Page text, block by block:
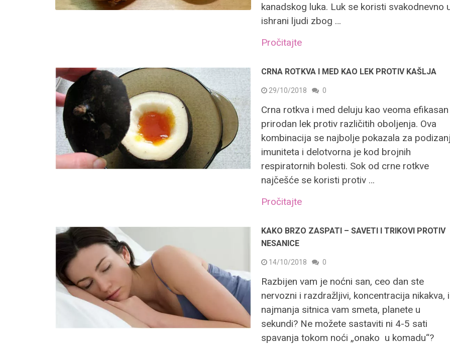
kanadskog luka. Luk se koristi svakodnevno
ishrani ljudi zbog …
Pročitajte
CRNA ROTKVA I MED KAO LEK PROTIV KAŠLJA
29/10/2018 0
Crna rotkva i med deluju kao veoma efikasan
prirodan lek protiv različitih oboljenja. Ova
kombinacija se najbolje pokazala za
imuniteta i delotvorna je kod brojnih
respiratornih bolesti. Sok od crne rotkve
najčešće se koristi protiv …
Pročitajte
KAKO BRZO ZASPATI – SAVETI I TRIKOVI PROTIV
NESANICE
14/10/2018 0
Razbijen vam je noćni san, ceo dan ste
nervozni i razdražljivi, koncentracija nikakva, i
najmanja sitnica vam smeta, planete u
sekundi? Ne možete sastaviti ni 4-5 sati
spavanja tokom noći „onako u komadu“?